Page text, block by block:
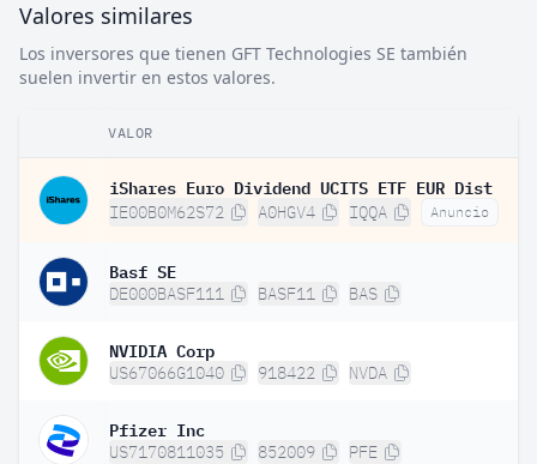
Valores similares
Los inversores que tienen GFT Technologies SE también
suelen invertir en estos valores.
VALOR
iShares Euro Dividend UCITS ETF EUR Dist
IE00B0M62S72 A0HGV4 IQQA Anuncio
Basf SE
DE000BASF111 BASF11 BAS
NVIDIA Corp
US67066G1040 918422 NVDA
Pfizer Inc
US7170811035 852009 PFE